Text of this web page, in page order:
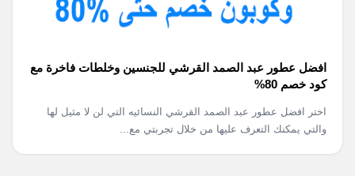
افضل عطور عبد الصمد القرشي للجنسين وخلطات فاخرة مع
كود خصم 80%
اختر افضل عطور عبد الصمد القرشي النسائيه التي لن لا مثيل لها
والتي يمكنك التعرف عليها من خلال تجربتي مع...